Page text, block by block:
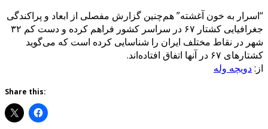
“اسرار به خون آغشته” هم‌چنین گزارش مفصلی از ابعاد و پراکندگی
جغرافیایی کشتار ۶۷ در سراسر کشور فراهم کرده‌ و دست کم ۳۲
شهر در نقاط مختلف ایران را شناسایی کرده است که می‌گوید
کشتارهای ۶۷ در آنها اتفاق افتاده‌اند.
از:دويچه وله
Share this: